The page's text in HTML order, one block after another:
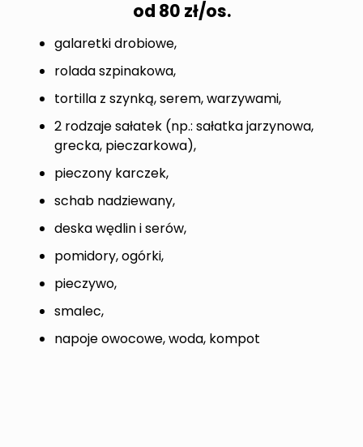
od 80 zł/os.
galaretki drobiowe,
rolada szpinakowa,
tortilla z szynką, serem, warzywami,
2 rodzaje sałatek (np.: sałatka jarzynowa,
grecka, pieczarkowa),
pieczony karczek,
schab nadziewany,
deska wędlin i serów,
pomidory, ogórki,
pieczywo,
smalec,
napoje owocowe, woda, kompot